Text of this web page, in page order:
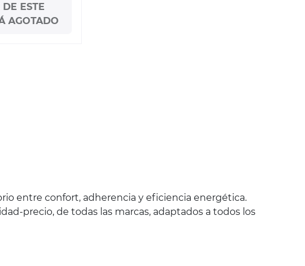
ESTE
AGOTADO
entre confort, adherencia y eficiencia energética.
precio, de todas las marcas, adaptados a todos los